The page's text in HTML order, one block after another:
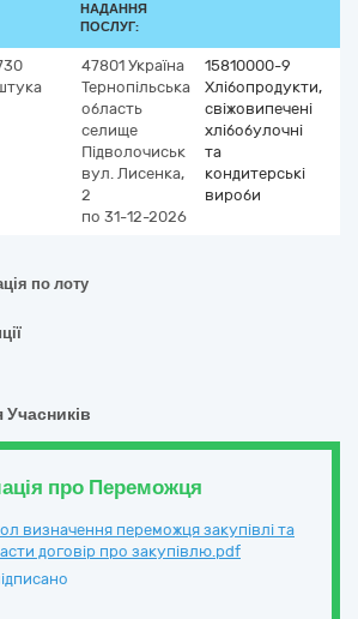
НАДАННЯ
ПОСЛУГ:
47801 Україна
Тернопільська
область
селище
Підволочиськ
вул. Лисенка,
2
по 31-12-2026
15810000-9
Хлібопродукти,
свіжовипечені
хлібобулочні
та
кондитерські
вироби
по лоту
Учасників
про Переможця
визначення переможця закупівлі та
договір про закупівлю.pdf